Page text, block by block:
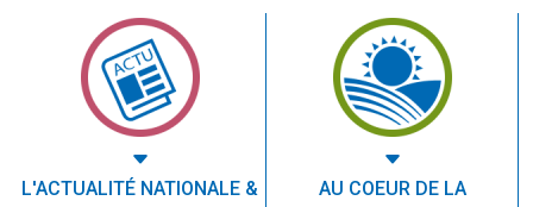
L'ACTUALITÉ NATIONALE &
AU COEUR DE LA